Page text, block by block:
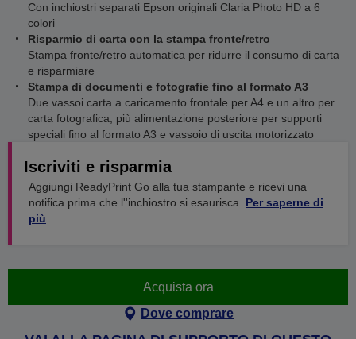
Con inchiostri separati Epson originali Claria Photo HD a 6
colori
Risparmio di carta con la stampa fronte/retro
Stampa fronte/retro automatica per ridurre il consumo di carta
e risparmiare
Stampa di documenti e fotografie fino al formato A3
Due vassoi carta a caricamento frontale per A4 e un altro per
carta fotografica, più alimentazione posteriore per supporti
speciali fino al formato A3 e vassoio di uscita motorizzato
Iscriviti e risparmia
Aggiungi ReadyPrint Go alla tua stampante e ricevi una
notifica prima che l''inchiostro si esaurisca.
Per saperne di
più
Acquista ora
Dove comprare